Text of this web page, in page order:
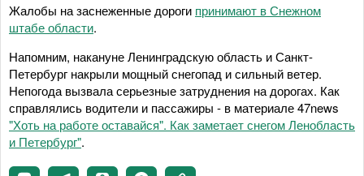
Жалобы на заснеженные дороги принимают в Снежном
штабеобласти.
Напомним, накануне Ленинградскую область и Санкт-
Петербург накрыли мощный снегопад и сильный ветер.
Непогода вызвала серьезные затруднения на дорогах. Как
справлялись водители и пассажиры - в материале 47news
"Хоть на работе оставайся". Как заметает снегом Ленобласть
и Петербург".